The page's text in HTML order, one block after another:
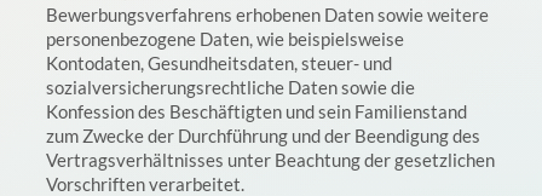
Bewerbungsverfahrens erhobenen Daten sowie weitere
personenbezogene Daten, wie beispielsweise
Kontodaten, Gesundheitsdaten, steuer- und
sozialversicherungsrechtliche Daten sowie die
Konfession des Beschäftigten und sein Familienstand
zum Zwecke der Durchführung und der Beendigung des
Vertragsverhältnisses unter Beachtung der gesetzlichen
Vorschriften verarbeitet.